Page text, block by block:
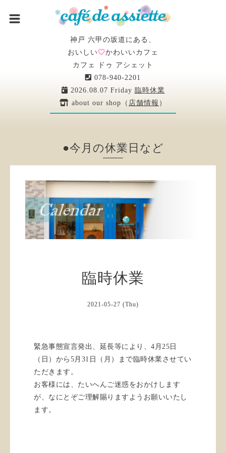
神戸 六甲の坂道にある、
おいしい
かわいいカフェ
カフェ ドゥ アシェット
078-940-2201
2026.08.07 Friday 臨時休業
about our shop（ 店舗情報 ）
●今月の休業日など
臨時休業
2021-05-27 (Thu)
緊急事態宣言発出、延長等により、4月25日
（日）から5月31日（月）まで臨時休業させてい
ただきます。
お客様には、たいへんご迷惑をおかけします
が、なにとぞご理解賜りますようお願いいたし
ます。